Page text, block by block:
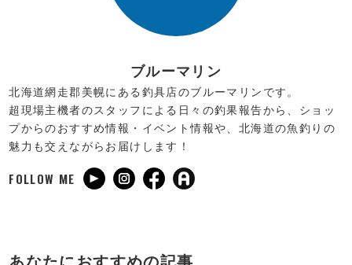
ブルーマリン
北海道網走郡美幌にある釣具店のブルーマリンです。
超現場主機者のスタッフによる日々の釣果報告から、ショッ
プからのおすすめ情報・イベント情報や、北海道の魚釣りの
魅力も交えながらお届けします！
FOLLOW ME